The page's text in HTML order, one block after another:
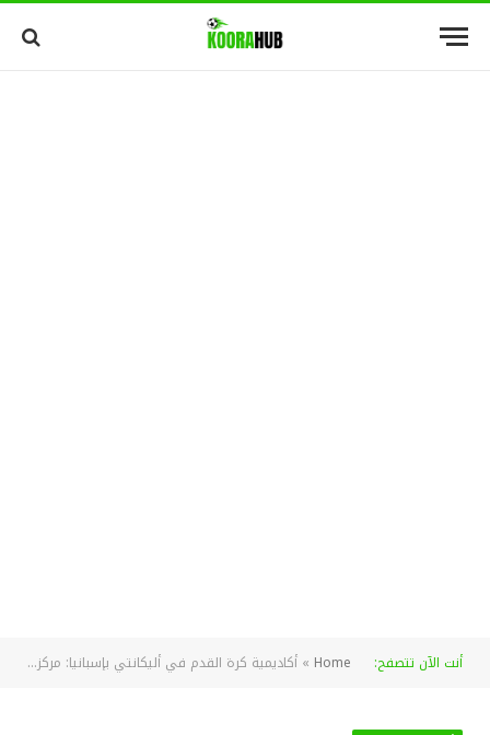
أنت الآن تتصفح: Home
» أكاديمية كرة القدم في أليكانتي بإسبانيا: مركز التدريب للشباب الموهوبين